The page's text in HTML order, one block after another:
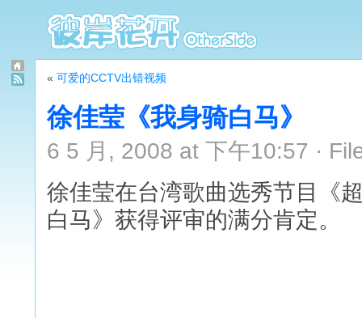
« 可爱的CCTV出错视频
徐佳莹《我身骑白马》
6 5 月, 2008 at 下午10:57 ·
徐佳莹在台湾歌曲选秀节目《
白马》获得评审的满分肯定。